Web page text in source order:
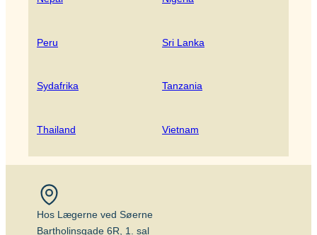
Peru Sri Lanka
Sydafrika Tanzania
Thailand Vietnam
Hos Lægerne ved Søerne
Bartholinsgade 6R, 1. sal